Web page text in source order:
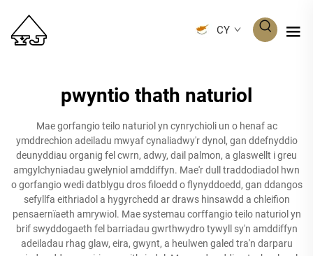
CY
pwyntio thath naturiol
Mae gorfangio teilo naturiol yn cynrychioli un o henaf ac
ymddrechion adeiladu mwyaf cynaliadwy'r dynol, gan ddefnyddio
deunyddiau organig fel cwrn, adwy, dail palmon, a glaswellt i greu
amgylchyniadau gwelyniol amddiffyn. Mae'r dull traddodiadol hwn
o gorfangio wedi datblygu dros filoedd o flynyddoedd, gan ddangos
sefyllfa eithriadol a hygyrchedd ar draws hinsawdd a chleifion
pensaernïaeth amrywiol. Mae systemau corffangio teilo naturiol yn
brif swyddogaeth fel barriadau gwrthwydro tywyll sy'n amddiffyn
adeiladau rhag glaw, eira, gwynt, a heulwen galed tra'n darparu